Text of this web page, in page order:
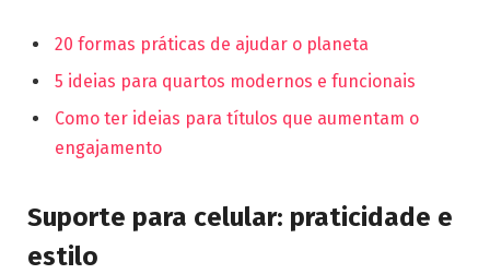
20 formas práticas de ajudar o planeta
5 ideias para quartos modernos e funcionais
Como ter ideias para títulos que aumentam o
engajamento
Suporte para celular: praticidade e
estilo